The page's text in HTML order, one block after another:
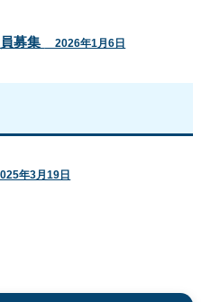
募集 2026年1月6日
年3月19日